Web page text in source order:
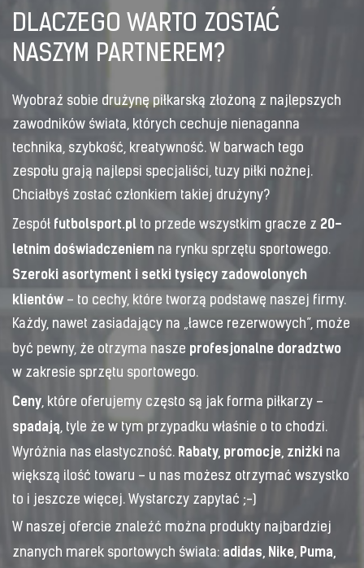
DLACZEGO WARTO ZOSTAĆ
NASZYM PARTNEREM?
Wyobraź sobie drużynę piłkarską złożoną z najlepszych
zawodników świata, których cechuje nienaganna
technika, szybkość, kreatywność. W barwach tego
zespołu grają najlepsi specjaliści, tuzy piłki nożnej.
Chciałbyś zostać członkiem takiej drużyny?
Zespół futbolsport.pl to przede wszystkim gracze z 20-
letnim doświadczeniem na rynku sprzętu sportowego.
Szeroki asortyment i setki tysięcy zadowolonych
klientów – to cechy, które tworzą podstawę naszej firmy.
Każdy, nawet zasiadający na „ławce rezerwowych”, może
być pewny, że otrzyma nasze profesjonalne doradztwo
w zakresie sprzętu sportowego.
Ceny, które oferujemy często są jak forma piłkarzy –
spadają, tyle że w tym przypadku właśnie o to chodzi.
Wyróżnia nas elastyczność. Rabaty, promocje, zniżki na
większą ilość towaru – u nas możesz otrzymać wszystko
to i jeszcze więcej. Wystarczy zapytać ;-)
W naszej ofercie znaleźć można produkty najbardziej
znanych marek sportowych świata: adidas, Nike, Puma,